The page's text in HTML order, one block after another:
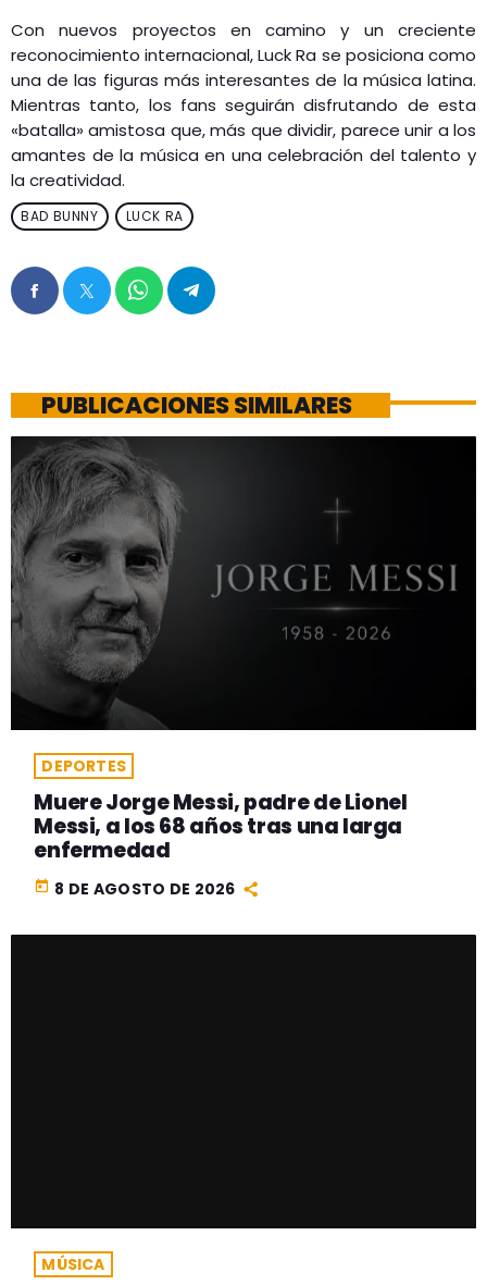
Con nuevos proyectos en camino y un creciente
reconocimiento internacional, Luck Ra se posiciona como
una de las figuras más interesantes de la música latina.
Mientras tanto, los fans seguirán disfrutando de esta
«batalla» amistosa que, más que dividir, parece unir a los
amantes de la música en una celebración del talento y
la creatividad.
BAD BUNNY LUCK RA
PUBLICACIONES SIMILARES
DEPORTES
Muere Jorge Messi, padre de Lionel
Messi, a los 68 años tras una larga
enfermedad
today 8 DE AGOSTO DE 2026
MÚSICA